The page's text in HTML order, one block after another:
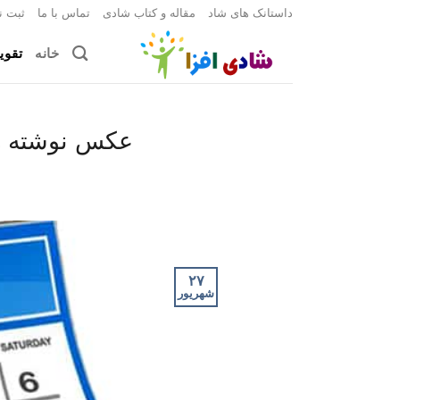
داستانک های شاد مقاله و کتاب شادی تماس با ما ثبت
خانه
عکس نوشته
۲۷
شهریور